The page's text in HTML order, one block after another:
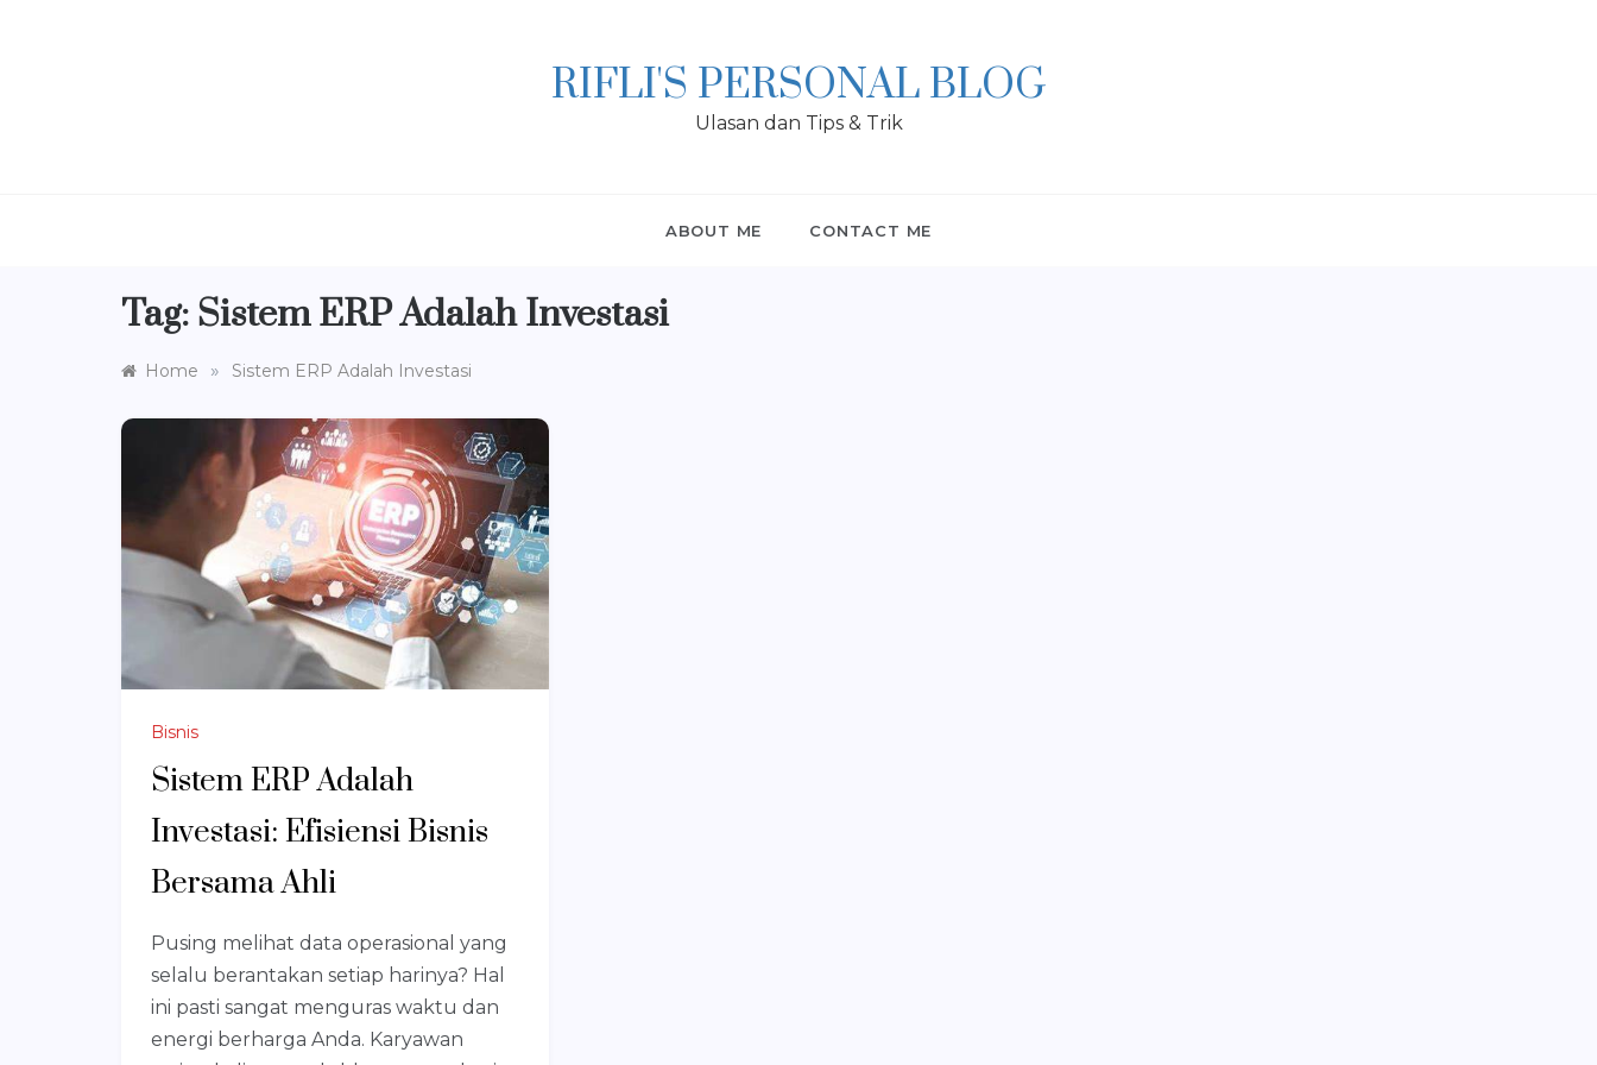
RIFLI'S PERSONAL BLOG
Ulasan dan Tips & Trik
ABOUT ME CONTACT ME
Tag: Sistem ERP Adalah Investasi
Home » Sistem ERP Adalah Investasi
Bisnis
Sistem ERP Adalah
Investasi: Efisiensi Bisnis
Bersama Ahli
Pusing melihat data operasional yang
selalu berantakan setiap harinya? Hal
ini pasti sangat menguras waktu dan
energi berharga Anda. Karyawan